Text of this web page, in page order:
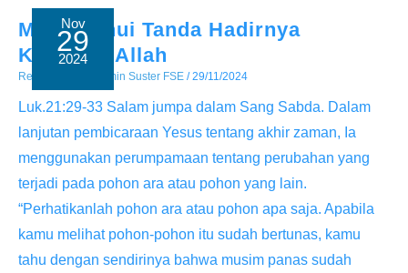
Nov
29
2024
Mengetahui Tanda Hadirnya
Kerajaan Allah
Renungan Admin Suster FSE /29/11/2024
Luk.21:29-33 Salam jumpa dalam Sang Sabda. Dalam
lanjutan pembicaraan Yesus tentang akhir zaman, Ia
menggunakan perumpamaan tentang perubahan yang
terjadi pada pohon ara atau pohon yang lain.
“Perhatikanlah pohon ara atau pohon apa saja. Apabila
kamu melihat pohon-pohon itu sudah bertunas, kamu
tahu dengan sendirinya bahwa musim panas sudah